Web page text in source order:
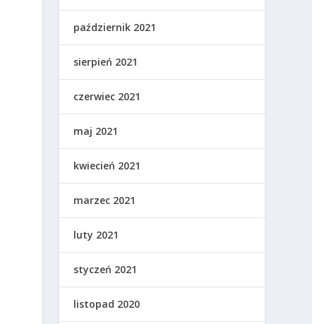
październik 2021
sierpień 2021
czerwiec 2021
maj 2021
kwiecień 2021
marzec 2021
luty 2021
styczeń 2021
listopad 2020